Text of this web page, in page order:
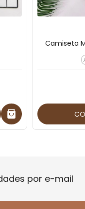
Camiseta
por e-mail